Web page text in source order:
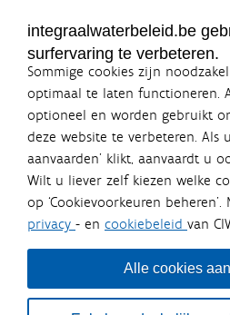
LOGIN VEREIST
integraalwaterbeleid.be
surfervaring te verbeteren.
Sommige cookies zijn
optimaal te laten functioneren.
optioneel en worden gebruikt
deze website te verbeteren. Als
aanvaarden’ klikt, aanvaardt u
Wilt u liever zelf kiezen welke
op ‘Cookievoorkeuren
privacy - en cookiebeleid van
Alle cookies
Integraalwaterbeleid.be is
officiële website van de
overheid
uitgegeven door
Waterbeleid
De Coördinatiecommissie Integraal
bestuursniveaus die bij het waterbeleid
waterbedrijven nemen deel aan het
samenwerking zorgt voor een
geïntegreerde aanpak van het